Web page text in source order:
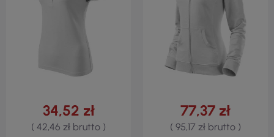
34,52 zł
( 42,46 zł brutto )
77,37 zł
( 95,17 zł brutto )